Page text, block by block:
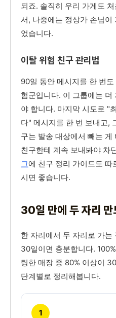
되죠. 솔직히 우리 가게도
서, 나중에는 정상가 손님이
었습니다.
이탈 위험 친구 관리법
90일 동안 메시지를 한 번
험군입니다. 이 그룹에는 더
야 합니다. 마지막 시도로 "
다" 메시지를 한 번 보내고,
구는 발송 대상에서 빼는
친구한테 계속 보내봐야 차
그에 친구 정리 가이드도
시면 좋습니다.
30일 만에 두 자리 만
한 자리에서 두 자리로 가는
30일이면 충분합니다.
팅한 매장 중 80% 이상이
단계별로 정리해봅니다.
1